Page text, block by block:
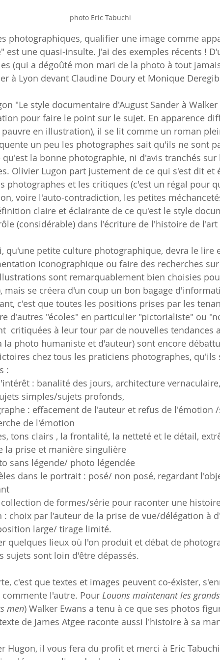
photo Eric Tabuchi
photographiques, qualifier une image comme
est une quasi-insulte. J'ai des exemples récents !
(qui a dégoûté mon mari de la photo à tout
à Lyon devant Claudine Doury et Monique
"Le style documentaire d'August Sander à Walker
pour faire le point sur le sujet. En apparence
pauvre en illustration), il se lit comme un roman
un peu les photographes sait qu'ils ne sont
la bonne photographie, ni d'avis tranchés
Olivier Lugon part justement de ce qui s'est dit
photographes et les critiques (c'est un régal pour
voire l'auto-contradiction, les petites
claire et éclairante de ce qu'est le style
(considérable) dans l'écriture de l'histoire de l'art
qu'une petite culture photographique, devra le lire
iconographique ou faire des recherches
sont remarquablement bien choisies
mais se créera d'un coup un bon bagage
c'est que toutes les positions prises par les
d'autres "écoles" en particulier "pictorialiste" ou
critiquées à leur tour par de nouvelles tendances
la photo humaniste et d'auteur) sont encore
chez tous les praticiens photographes,
:
: banalité des jours, architecture
simples/sujets profonds,
: effacement de l'auteur et refus de l'émotion
de l'émotion
tons clairs , la frontalité, la netteté et le détail,
la prise et manière singulière
sans légende/ photo légendée
dans le portrait : posé/ non posé, regardant
de formes/série pour raconter une
choix par l'auteur de la prise de vue/délégation à
large/ tirage limité.
quelques lieux où l'on produit et débat de
sujets sont loin d'être dépassés.
c'est que textes et images peuvent co-éxister,
l'autre. Pour Louons maintenant les
men) Walker Ewans a tenu à ce que ses photos
de James Atgee raconte aussi l'histoire à sa
Hugon, il vous fera du profit et merci à Eric